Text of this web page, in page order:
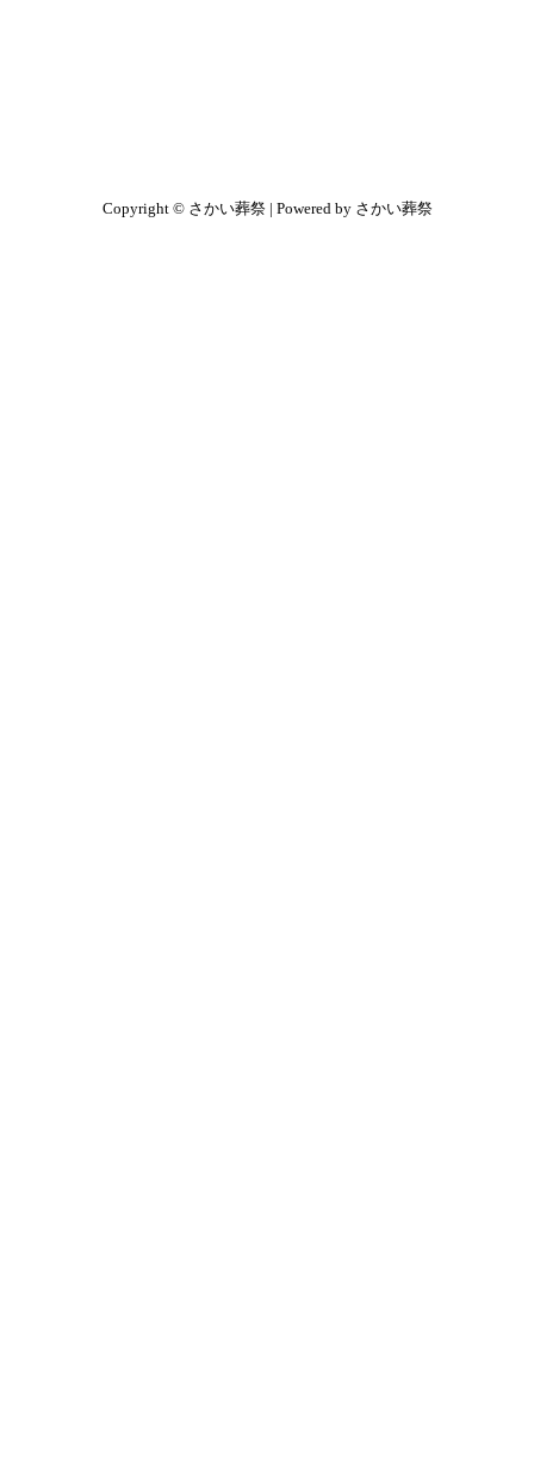
Copyright © さかい葬祭 | Powered by さかい葬祭